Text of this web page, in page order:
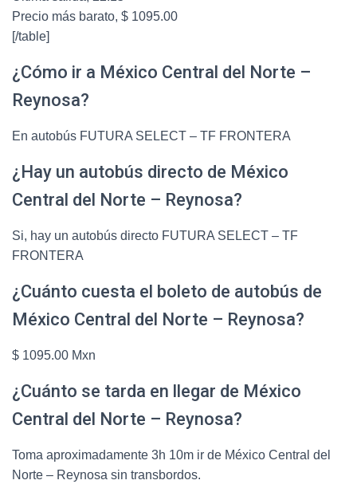
Precio más barato, $ 1095.00
[/table]
¿Cómo ir a México Central del Norte –
Reynosa?
En autobús FUTURA SELECT – TF FRONTERA
¿Hay un autobús directo de México
Central del Norte – Reynosa?
Si, hay un autobús directo FUTURA SELECT – TF
FRONTERA
¿Cuánto cuesta el boleto de autobús de
México Central del Norte – Reynosa?
$ 1095.00 Mxn
¿Cuánto se tarda en llegar de México
Central del Norte – Reynosa?
Toma aproximadamente 3h 10m ir de México Central del
Norte – Reynosa sin transbordos.